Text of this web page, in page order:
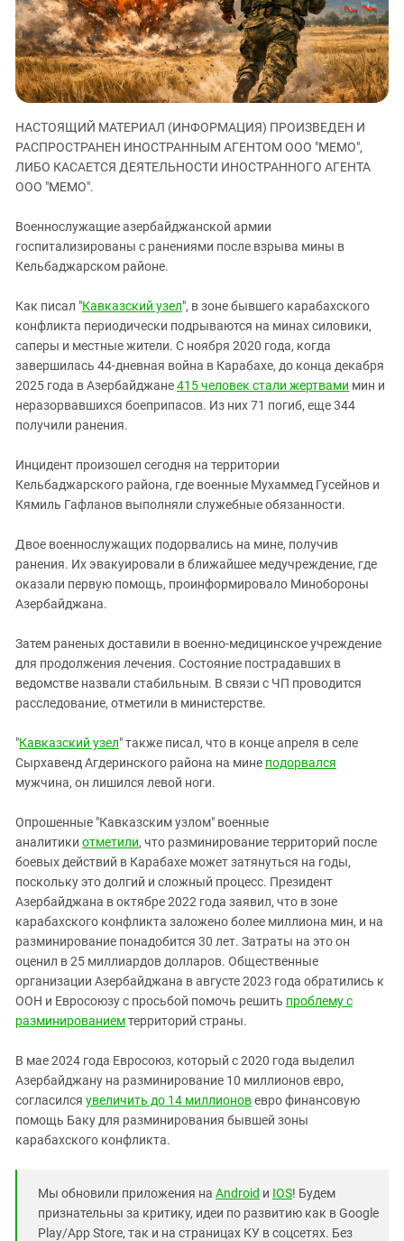
ЗАСТАВЛЯЕТ
КАВКАЗ ЗА ПАЛЕСТИНУ
ИНАКОМЫСЛИЕ В ЧЕЧНЕ
ПРЕСЛЕДОВАНИЕ АКТИВИСТОВ
МОБИЛИЗАЦИЯ И ПРОТЕСТЫ
Дагестан
Ингушетия
Кабардино-Балкария
Калмыкия
Карачаево-Черкесия
Краснодарский край
Нагорный Карабах
Северная Осетия - Алания
Ставропольский край
Чечня
Южная Осетия
Южный Кавказ
ЮФО
НАСТОЯЩИЙ МАТЕРИАЛ (ИНФОРМАЦИЯ) ПРОИЗВЕДЕН И
РАСПРОСТРАНЕН ИНОСТРАННЫМ АГЕНТОМ ООО "МЕМО",
ЛИБО КАСАЕТСЯ ДЕЯТЕЛЬНОСТИ ИНОСТРАННОГО АГЕНТА
ООО "МЕМО".
Военнослужащие азербайджанской армии
госпитализированы с ранениями после взрыва мины в
Кельбаджарском районе.
Как писал "Кавказский узел", в зоне бывшего карабахского
конфликта периодически подрываются на минах силовики,
саперы и местные жители. С ноября 2020 года, когда
завершилась 44-дневная война в Карабахе, до конца декабря
2025 года в Азербайджане415 человек стали жертвами мин и
неразорвавшихся боеприпасов. Из них 71 погиб, еще 344
получили ранения.
Инцидент произошел сегодня на территории
Кельбаджарского района, где военные Мухаммед Гусейнов и
Кямиль Гафланов выполняли служебные обязанности.
Двое военнослужащих подорвались на мине, получив
ранения. Их эвакуировали в ближайшее медучреждение, где
оказали первую помощь, проинформировало Минобороны
Азербайджана.
Затем раненых доставили в военно-медицинское учреждение
для продолжения лечения. Состояние пострадавших в
ведомстве назвали стабильным. В связи с ЧП проводится
расследование, отметили в министерстве.
"Кавказский узел" также писал, что в конце апреля в селе
Сырхавенд Агдеринского района на мине подорвался
мужчина, он лишился левой ноги.
Опрошенные "Кавказским узлом" военные
аналитики отметили, что разминирование территорий после
боевых действий в Карабахе может затянуться на годы,
поскольку это долгий и сложный процесс. Президент
Азербайджана в октябре 2022 года заявил, что в зоне
карабахского конфликта заложено более миллиона мин, и на
разминирование понадобится 30 лет. Затраты на это он
оценил в 25 миллиардов долларов. Общественные
организации Азербайджана в августе 2023 года обратились к
ООН и Евросоюзу с просьбой помочь решить проблему с
разминированиемтерриторий страны.
В мае 2024 года Евросоюз, который с 2020 года выделил
Азербайджану на разминирование 10 миллионов евро,
согласился увеличить до 14 миллионовевро финансовую
помощь Баку для разминирования бывшей зоны
карабахского конфликта.
Мы обновили приложения на Android и IOS! Будем
признательны за критику, идеи по развитию как в Google
Play/App Store, так и на страницах КУ в соцсетях. Без